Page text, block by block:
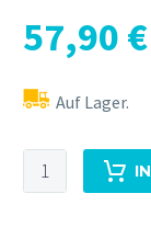
57,90 €
Auf Lager.
Poli
Marconi